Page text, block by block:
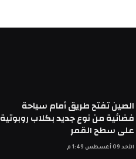
الصين تفتح طريق أمام سياحة
فضائية من نوع جديد بكلاب روبوتية
على سطح القمر
الأحد 09 أغسطس 1:49 م